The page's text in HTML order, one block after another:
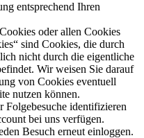
entsprechend Ihren
oder allen Cookies
sind Cookies, die durch
nicht durch die eigentliche
Wir weisen Sie darauf
von Cookies eventuell
nutzen können.
Folgebesuche identifizieren
bei uns verfügen.
Besuch erneut einloggen.